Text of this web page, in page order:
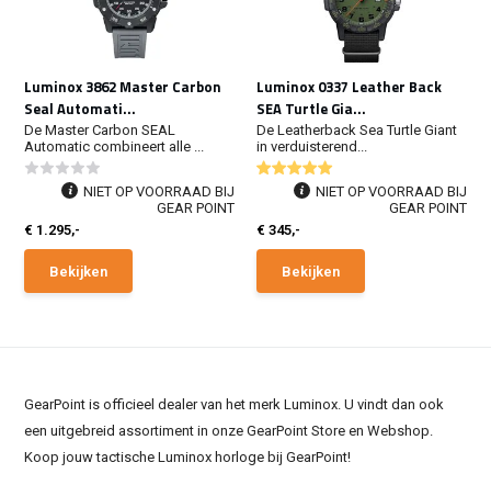
Luminox 3862 Master Carbon
Seal Automati...
De Master Carbon SEAL
Automatic combineert alle ...
NIET OP VOORRAAD BIJ
GEAR POINT
€ 1.295,-
Bekijken
Luminox 0337 Leather Back
SEA Turtle Gia...
De Leatherback Sea Turtle Giant
in verduisterend...
NIET OP VOORRAAD BIJ
GEAR POINT
€ 345,-
Bekijken
GearPoint is officieel dealer van het merk Luminox. U vindt dan ook
een uitgebreid assortiment in onze GearPoint Store en Webshop.
Koop jouw tactische Luminox horloge bij GearPoint!